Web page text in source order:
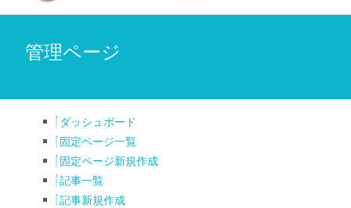
管理ページ
ダッシュボード
固定ページ一覧
固定ページ新規作成
記事一覧
記事新規作成